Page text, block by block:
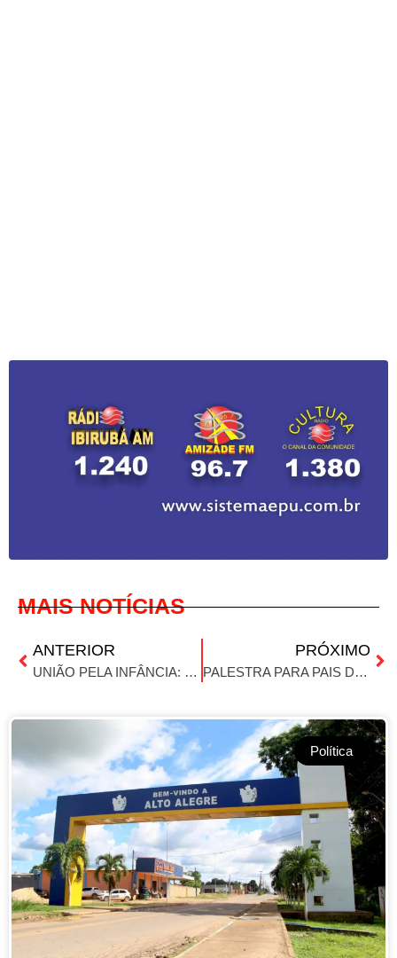
MAIS NOTÍCIAS
ANTERIOR
UNIÃO PELA INFÂNCIA: ENCONTRO REFORÇA A LUTA CONTRA A VIOLÊNCIA SEXUAL INFANTIL
PRÓXIMO
PALESTRA PARA PAIS DESTACA DESAFIOS DA EDUCAÇÃO E IMPORTÂNCIA DA PRESENÇA FAMILIAR
Política